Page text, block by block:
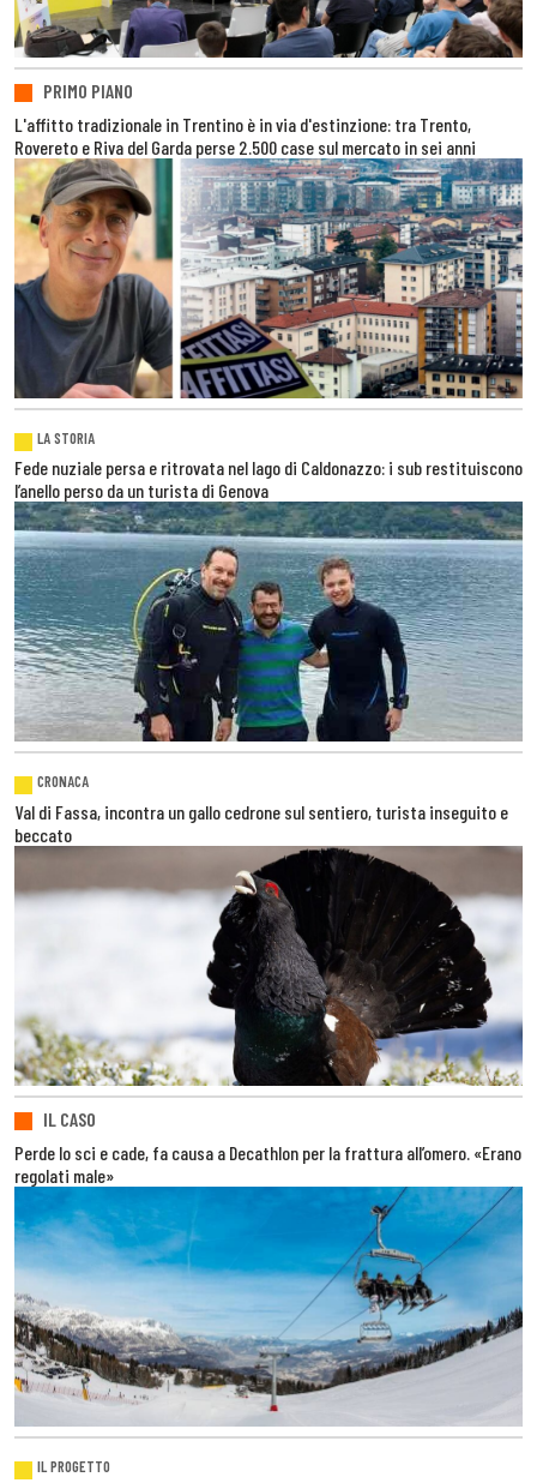
PRIMO PIANO
L'affitto tradizionale in Trentino è in via d'estinzione: tra Trento,
Rovereto e Riva del Garda perse 2.500 case sul mercato in sei anni
LA STORIA
Fede nuziale persa e ritrovata nel lago di Caldonazzo: i sub restituiscono
l’anello perso da un turista di Genova
CRONACA
Val di Fassa, incontra un gallo cedrone sul sentiero, turista inseguito e
beccato
IL CASO
Perde lo sci e cade, fa causa a Decathlon per la frattura all’omero. «Erano
regolati male»
IL PROGETTO